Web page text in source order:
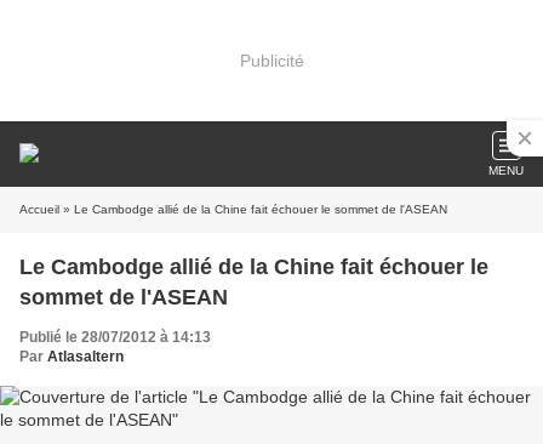
Publicité
MENU
Accueil » Le Cambodge allié de la Chine fait échouer le sommet de l'ASEAN
Le Cambodge allié de la Chine fait échouer le
sommet de l'ASEAN
Publié le 28/07/2012 à 14:13
Par Atlasaltern